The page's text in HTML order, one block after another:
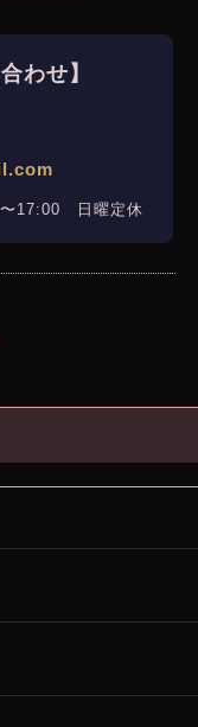
わせ】
17:00 日曜定休